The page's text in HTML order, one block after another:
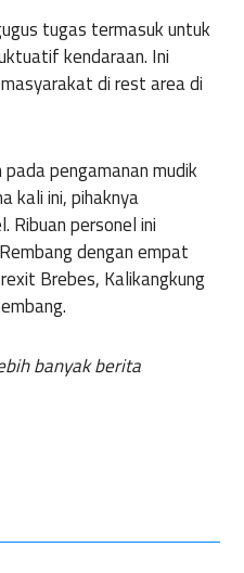
tugas termasuk untuk
kendaraan. Ini
di rest area di
pengamanan mudik
kali ini, pihaknya
Ribuan personel ini
dengan empat
Brebes, Kalikangkung
banyak berita